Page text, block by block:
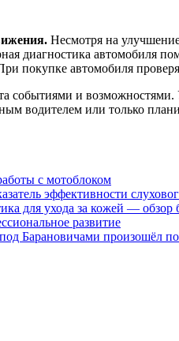
Несмотря на
диагностика автомобиля
покупке автомобиля
событиями и
водителем или только
с мотоблоком
эффективности
для ухода за кожей — обзор
развитие
Барановичами произошёл